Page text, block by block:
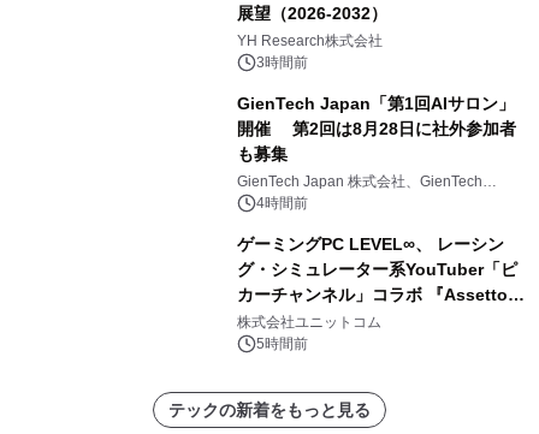
展望（2026-2032）
YH Research株式会社
3時間前
GienTech Japan「第1回AIサロン」
開催 第2回は8月28日に社外参加者
も募集
GienTech Japan 株式会社、GienTech
Consulting Japan 株式会社
4時間前
ゲーミングPC LEVEL∞、 レーシン
グ・シミュレーター系YouTuber「ピ
カーチャンネル」コラボ 『Assetto
Corsa EVO』推奨パソコン販売中
株式会社ユニットコム
5時間前
テックの新着をもっと見る